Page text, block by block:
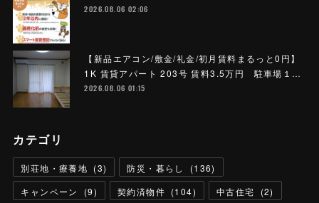
2026.08.06 02:06
【新品エアコン/敷金/礼金/初月賃料まるっと0円】
1K 賃貸アパート 203号 賃料3.5万円 駐車場１…
2026.08.06 01:15
カテゴリ
別荘地・療養地 (3) 防災・暮らし (136)
キャンペーン
(9) 契約済物件 (104) 中古住宅 (2)